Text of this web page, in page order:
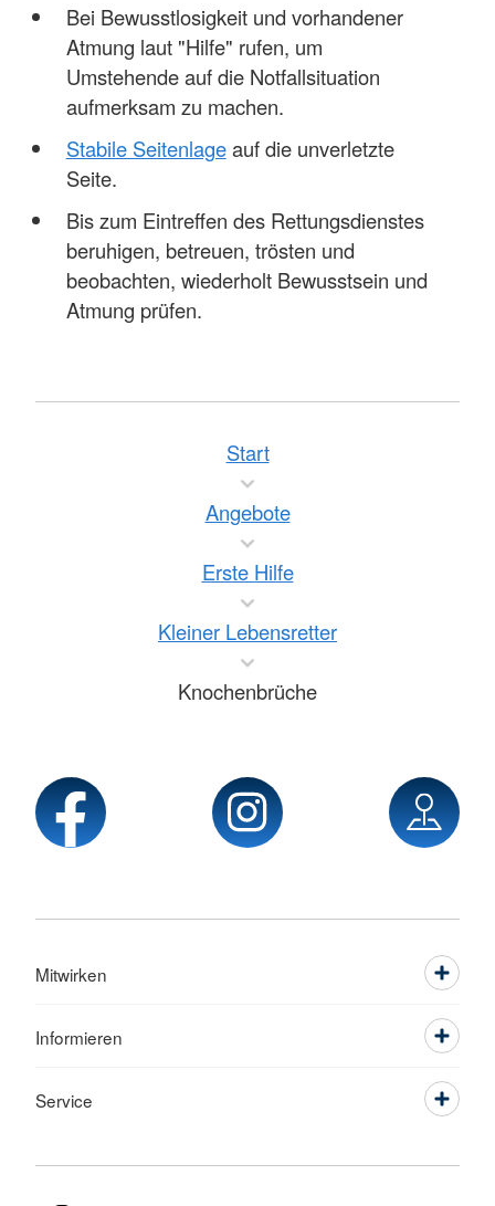
Bei Bewusstlosigkeit und vorhandener
Atmung laut "Hilfe" rufen, um
Umstehende auf die Notfallsituation
aufmerksam zu machen.
Stabile Seitenlageauf die unverletzte
Seite.
Bis zum Eintreffen des Rettungsdienstes
beruhigen, betreuen, trösten und
beobachten, wiederholt Bewusstsein und
Atmung prüfen.
Start
Angebote
Erste Hilfe
Kleiner Lebensretter
Knochenbrüche
Mitwirken
Informieren
Service